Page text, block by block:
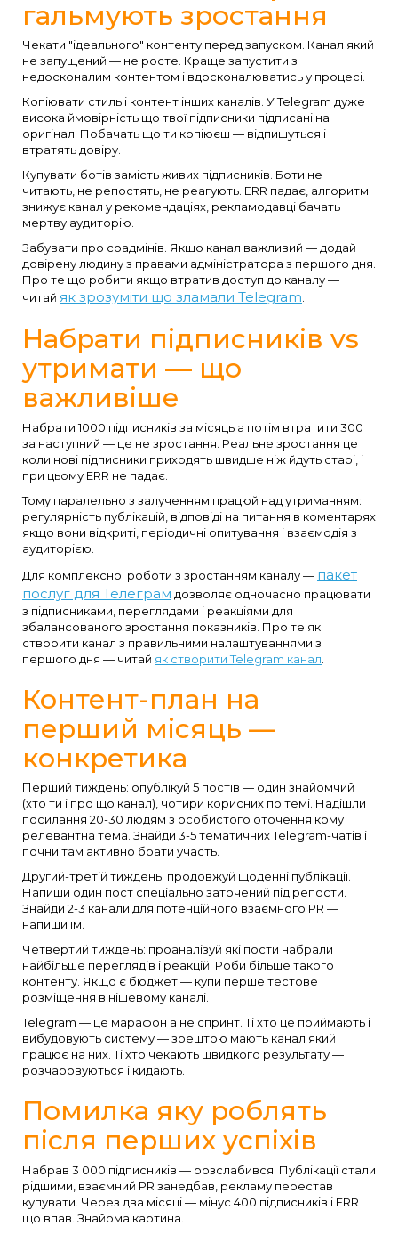
гальмують зростання
Чекати "ідеального" контенту перед запуском. Канал який
не запущений — не росте. Краще запустити з
недосконалим контентом і вдосконалюватись у процесі.
Копіювати стиль і контент інших каналів. У Telegram дуже
висока ймовірність що твої підписники підписані на
оригінал. Побачать що ти копіюєш — відпишуться і
втратять довіру.
Купувати ботів замість живих підписників. Боти не
читають, не репостять, не реагують. ERR падає, алгоритм
знижує канал у рекомендаціях, рекламодавці бачать
мертву аудиторію.
Забувати про соадмінів. Якщо канал важливий — додай
довірену людину з правами адміністратора з першого дня.
Про те що робити якщо втратив доступ до каналу —
читай як зрозуміти що зламали Telegram
Набрати підписників vs
утримати — що
важливіше
Набрати 1000 підписників за місяць а потім втратити 300
за наступний — це не зростання. Реальне зростання це
коли нові підписники приходять швидше ніж йдуть старі, і
при цьому ERR не падає.
Тому паралельно з залученням працюй над утриманням:
регулярність публікацій, відповіді на питання в коментарях
якщо вони відкриті, періодичні опитування і взаємодія з
аудиторією.
Для комплексної роботи з зростанням каналу — пакет
послуг для Телеграм дозволяє одночасно працювати
з підписниками, переглядами і реакціями для
збалансованого зростання показників. Про те як
створити канал з правильними налаштуваннями з
першого дня — читай як створити Telegram канал
Контент-план на
перший місяць —
конкретика
Перший тиждень: опублікуй 5 постів — один знайомчий
(хто ти і про що канал), чотири корисних по темі. Надішли
посилання 20-30 людям з особистого оточення кому
релевантна тема. Знайди 3-5 тематичних Telegram-чатів і
почни там активно брати участь.
Другий-третій тиждень: продовжуй щоденні публікації.
Напиши один пост спеціально заточений під репости.
Знайди 2-3 канали для потенційного взаємного PR —
напиши їм.
Четвертий тиждень: проаналізуй які пости набрали
найбільше переглядів і реакцій. Роби більше такого
контенту. Якщо є бюджет — купи перше тестове
розміщення в нішевому каналі.
Telegram — це марафон а не спринт. Ті хто це приймають і
вибудовують систему — зрештою мають канал який
працює на них. Ті хто чекають швидкого результату —
розчаровуються і кидають.
Помилка яку роблять
після перших успіхів
Набрав 3 000 підписників — розслабився. Публікації стали
рідшими, взаємний PR занедбав, рекламу перестав
купувати. Через два місяці — мінус 400 підписників і ERR
що впав. Знайома картина.